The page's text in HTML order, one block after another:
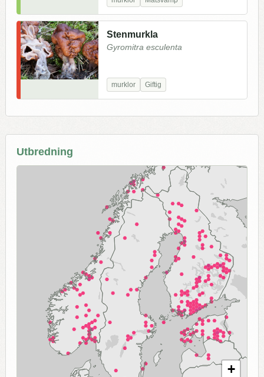
Stenmurkla
Gyromitra esculenta
murklor Giftig
Utbredning
+